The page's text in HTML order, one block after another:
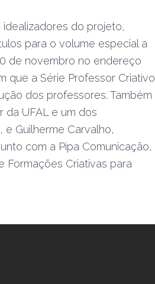
do projeto,
para o volume especial a
de novembro no endereço
que a Série Professor Criativo
dos professores. Também
UFAL e um dos
Guilherme Carvalho,
com a Pipa Comunicação,
Formações Criativas para